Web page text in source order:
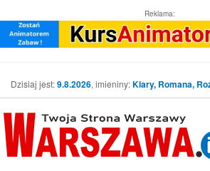
Reklama:
Dzisiaj jest:9.8.2026, imieniny:Klary, Romana,